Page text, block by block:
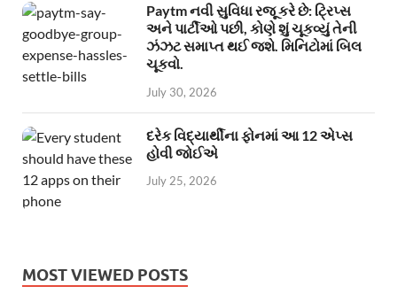
Paytm નવી સુવિધા રજૂ કરે છે: ટ્રિપ્સ
અને પાર્ટીઓ પછી, કોણે શું ચૂકવ્યું તેની
ઝંઝટ સમાપ્ત થઈ જશે. મિનિટોમાં બિલ
ચૂકવો.
July 30, 2026
દરેક વિદ્યાર્થીના ફોનમાં આ 12 એપ્સ
હોવી જોઈએ
July 25, 2026
MOST VIEWED POSTS